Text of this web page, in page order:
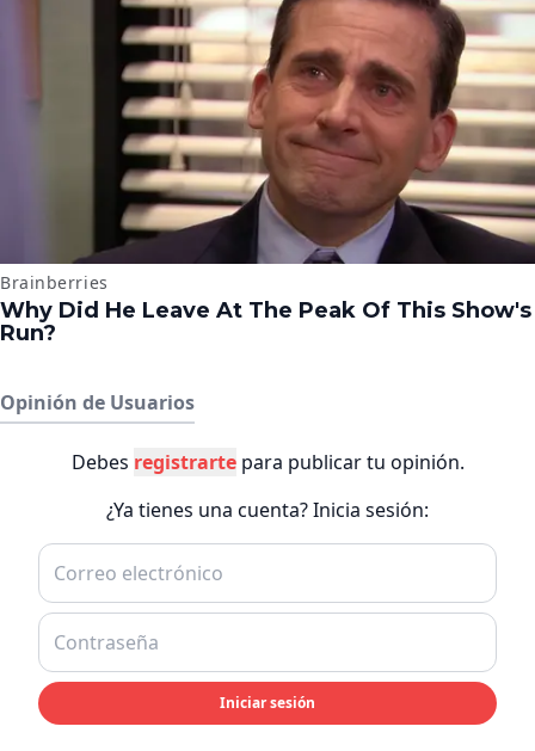
Opinión de Usuarios
Debes registrartepara publicar tu opinión.
¿Ya tienes una cuenta? Inicia sesión:
Iniciar sesión